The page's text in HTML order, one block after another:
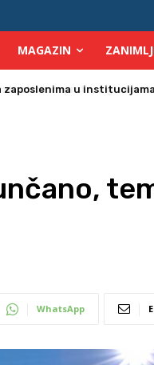
MAGAZIN
prsta, a glasovi
WhatsApp